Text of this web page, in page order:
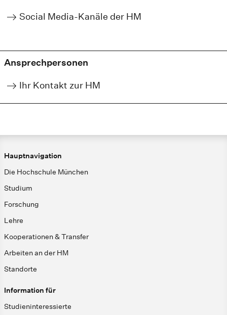
Social Media-Kanäle der HM
Ansprechpersonen
Ihr Kontakt zur HM
Hauptnavigation
Die Hochschule München
Studium
Forschung
Lehre
Kooperationen & Transfer
Arbeiten an der HM
Standorte
Information für
Studieninteressierte